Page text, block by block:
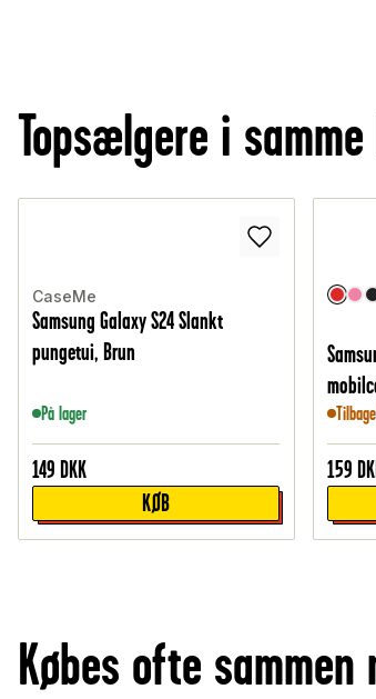
Topsælgere i
CaseMe
Samsung Galaxy S24 Slankt
pungetui, Brun
På lager
149 DKK
KØB
159
Købes ofte sammen